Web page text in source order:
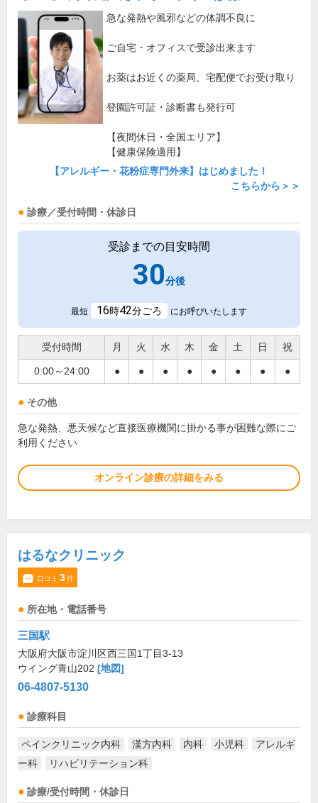
急な発熱や風邪などの体調不良に
ご自宅・オフィスで受診出来ます
お薬はお近くの薬局、宅配便でお受け取り
登園許可証・診断書も発行可
【夜間休日・全国エリア】
【健康保険適用】
【アレルギー・花粉症専門外来】はじめました！
こちらから＞＞
診療／受付時間・休診日
受診までの目安時間
30分後
最短 16時42分ごろ にお呼びいたします
受付時間 月 火 水 木 金 土 日 祝
0:00～24:00 ● ● ● ● ● ● ● ●
その他
急な発熱、悪天候など直接医療機関に掛かる事が困難な際にご
利用ください
オンライン診療の詳細をみる
はるなクリニック
口コミ 3件
所在地・電話番号
三国駅
大阪府大阪市淀川区西三国1丁目3-13
ウイング青山202 [地図]
06-4807-5130
診療科目
ペインクリニック内科 漢方内科 内科 小児科
アレルギ
ー科
リハビリテーション科
診療/受付時間・休診日